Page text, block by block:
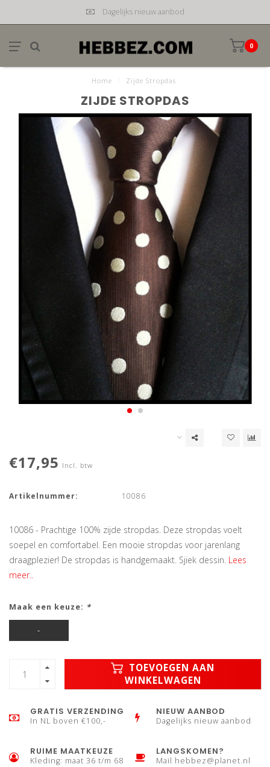
Dagelijks nieuw aanbod
0
Home Zijde Stropdas
ZIJDE STROPDAS
€17,95 Incl. btw
Artikelnummer: 10086
10086 - Prachtige 100% zijde stropdas. Deze stropdas voelt
soepel en comfortabel. Een mooie stropdas voor jarenlang
draagplezier! De stropdas is handgemaakt. Sjiek dessin. Lees
meer..
Maak een keuze: *
-
TOEVOEGEN AAN
WINKELWAGEN
GRATIS VERZENDING
In NL boven €100,-
NIEUW AANBOD
Dagelijks nieuw aanbod
RUIME MAATKEUZE
Kleding: maat 36 t/m 68
LANGSKOMEN?
Mail hebbez@planet.nl